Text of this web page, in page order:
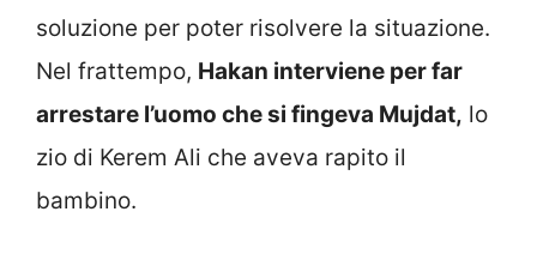
soluzione per poter risolvere la situazione.
Nel frattempo, Hakan interviene per far
arrestare l’uomo che si fingeva Mujdat, lo
zio di Kerem Ali che aveva rapito il
bambino.